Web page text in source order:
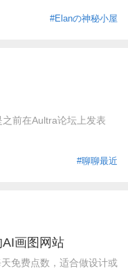
#Elanの神秘小屋
之前在Aultra论坛上发表
#聊聊最近
画图网站
免费点数，适合做设计或